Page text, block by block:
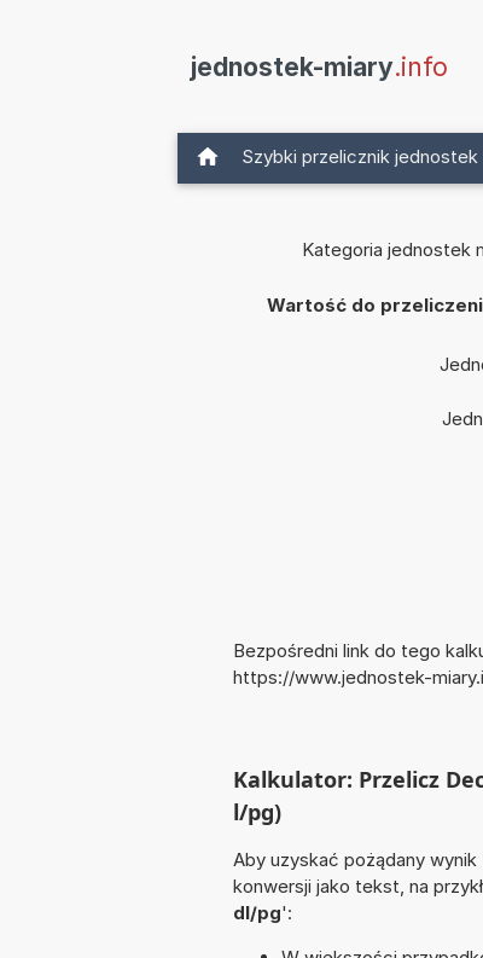
jednostek-miary.info
Szybki przelicznik jednostek
Kategoria jednostek
Wartość do
Bezpośredni link do tego
https://www.jednostek-
Kalkulator: Przelicz
l/pg)
Aby uzyskać pożądany
konwersji jako tekst, na
dl/pg':